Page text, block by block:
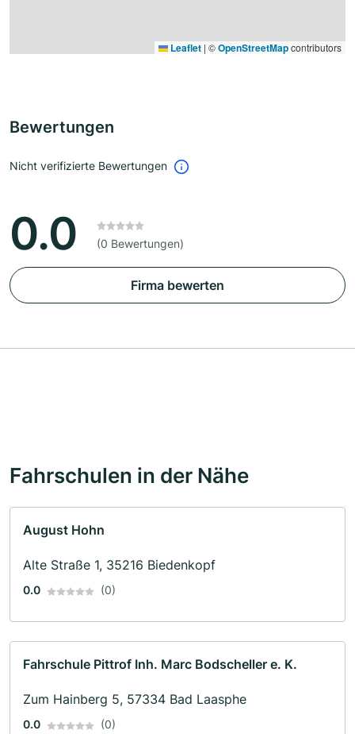
Leaflet | ©OpenStreetMapcontributors
Bewertungen
Nicht verifizierte Bewertungen
0.0 (0 Bewertungen)
Firma bewerten
Fahrschulen in der Nähe
August Hohn
Alte Straße 1, 35216 Biedenkopf
0.0 (0)
Fahrschule Pittrof Inh. Marc Bodscheller e. K.
Zum Hainberg 5, 57334 Bad Laasphe
0.0 (0)